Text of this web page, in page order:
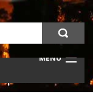
MENU